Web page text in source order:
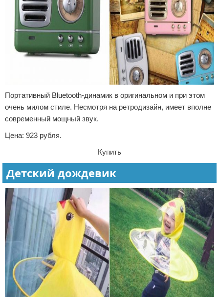
Портативный Bluetooth-динамик в оригинальном и при этом
очень милом стиле. Несмотря на ретродизайн, имеет вполне
современный мощный звук.
Цена: 923 рубля.
Купить
Детский дождевик